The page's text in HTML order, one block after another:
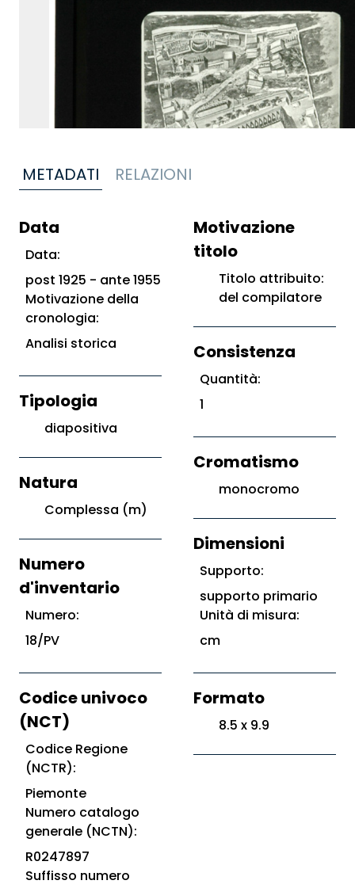
METADATI RELAZIONI
Data
Data:
post 1925 - ante 1955
Motivazione della
cronologia:
Analisi storica
Tipologia
diapositiva
Natura
Complessa (m)
Numero
d'inventario
Numero:
18/PV
Codice univoco
(NCT)
Codice Regione
(NCTR):
Piemonte
Numero catalogo
generale (NCTN):
R0247897
Suffisso numero
Motivazione
titolo
Titolo attribuito:
del compilatore
Consistenza
Quantità:
1
Cromatismo
monocromo
Dimensioni
Supporto:
supporto primario
Unità di misura:
cm
Formato
8.5 x 9.9